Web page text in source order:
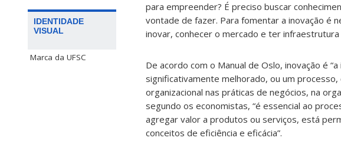
IDENTIDADE
VISUAL
Marca da UFSC
para empreender? É preciso buscar
vontade de fazer. Para fomentar a inovação é
inovar, conhecer o mercado e ter infraestrutura
De acordo com o Manual de Oslo, inovação é
significativamente melhorado, ou um
organizacional nas práticas de negócios, na
segundo os economistas, “é essencial ao
agregar valor a produtos ou serviços, está
conceitos de eficiência e eficácia”.